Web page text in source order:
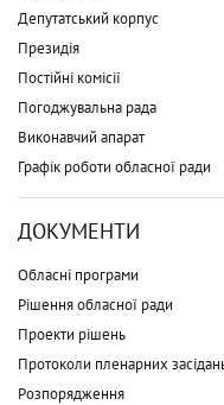
Депутатський корпус
Президія
Постійні комісії
Погоджувальна рада
Виконавчий апарат
Графік роботи обласної ради
ДОКУМЕНТИ
Обласні програми
Рішення обласної ради
Проекти рішень
Протоколи пленарних
Розпорядження